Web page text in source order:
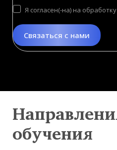
Связаться с нами
Я согласен(-на) на обработку
обучения